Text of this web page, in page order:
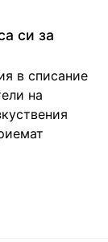
си за
в списание
на